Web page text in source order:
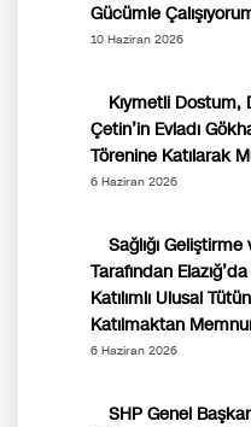
Gücümle
10 Haziran 2026
Kıymetli Dostum,
Çetin’in Evladı
Törenine Katılarak
6 Haziran 2026
Sağlığı
Tarafından
Katılımlı Ulusal
Katılmaktan
6 Haziran 2026
SHP Genel